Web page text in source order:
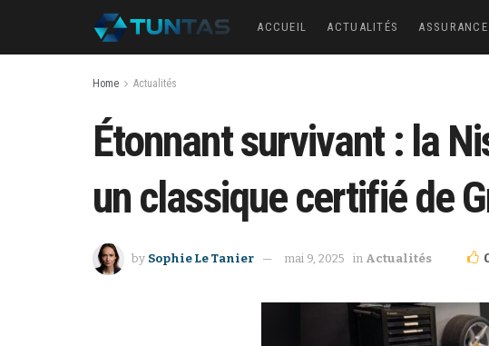
ACCUEIL ACTUALITÉS
Home Actualités
Étonnant survivant : la
un classique certifié de
by Sophie Le Tanier mai 9, 2025 in Actualités